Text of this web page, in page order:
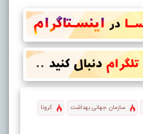
سازمان جهانی بهداشت
کرونا